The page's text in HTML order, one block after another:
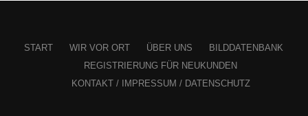
START WIR VOR ORT ÜBER UNS
BILDDATENBANK
REGISTRIERUNG FÜR NEUKUNDEN
KONTAKT / IMPRESSUM / DATENSCHUTZ